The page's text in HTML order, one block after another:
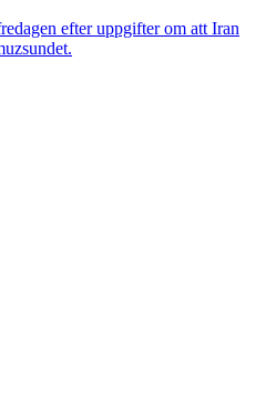
efter uppgifter om att Iran